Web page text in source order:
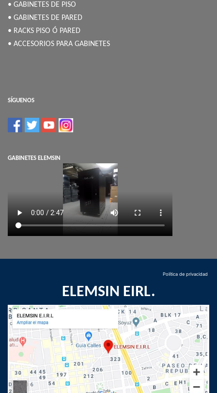
• GABINETES DE PISO
• GABINETES DE PARED
• RACKS PISO Ó PARED
• ACCESORIOS PARA GABINETES
SÍGUENOS
GABINETES ELEMSIN
Política de privacidad
ELEMSIN EIRL.